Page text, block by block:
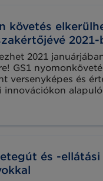
követés
2021-
2021
GS1
versenyképes és
innovációkon
megszerezve azokat
mellyel a különböző
Csatlakozzon a
és -ellátási